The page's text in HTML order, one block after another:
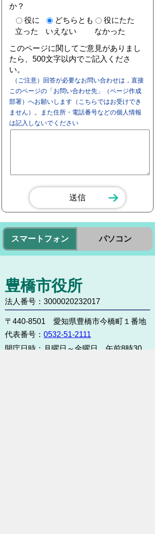
か？
役に
立った
どちらとも
いえない
役にたた
なかった
このページに関してご意見がありまし
たら、500文字以内でご記入くださ
い。
（ご注意）回答が必要なお問い合わせは，直接
このページの「お問い合わせ先」（ページ作成
部署）へお願いします（こちらではお受けでき
ません）。また住所・電話番号などの個人情報
は記入しないでください
スマートフォン パソコン
豊橋市役所
法人番号：3000020232017
〒440-8501 愛知県豊橋市今橋町１番地
代表番号： 0532-51-2111
開庁日時：
月曜日～金曜日 午前8時30